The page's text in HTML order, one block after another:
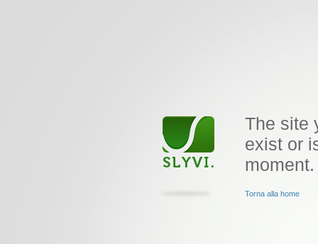
The site
exist or
moment.
Torna alla home